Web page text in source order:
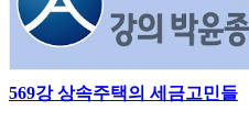
569강 상속주택의 세금고민들